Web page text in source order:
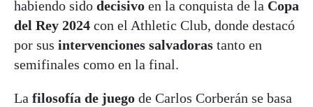
habiendo sido decisivo en la conquista de la Copa
del Rey 2024 con el Athletic Club, donde destacó
por sus intervenciones salvadoras tanto en
semifinales como en la final.
La filosofía de juego de Carlos Corberán se basa